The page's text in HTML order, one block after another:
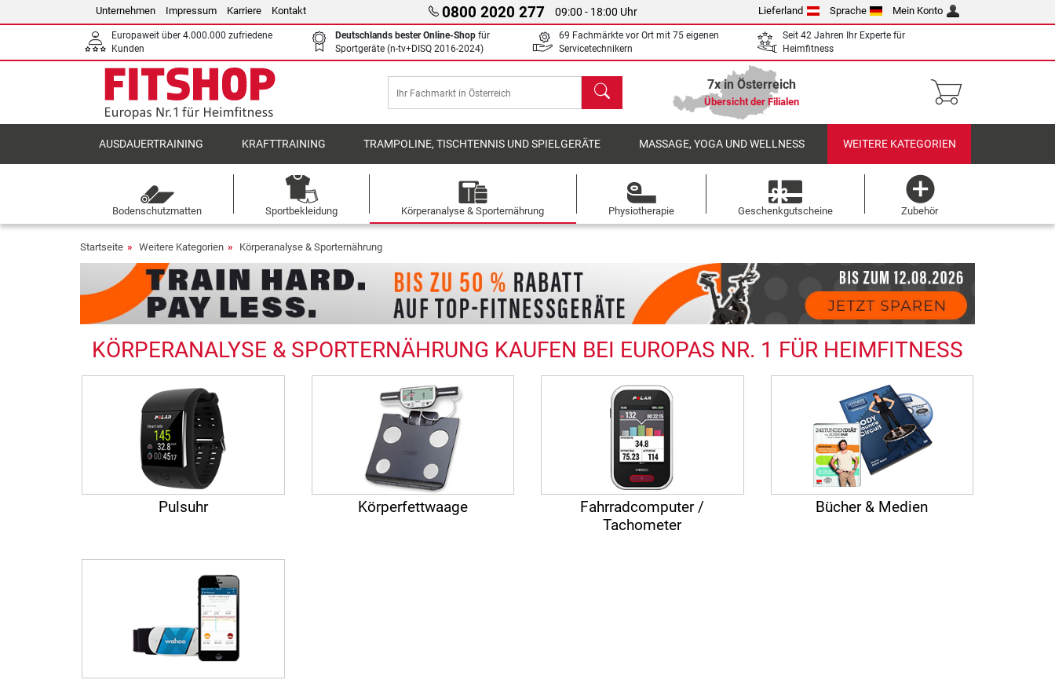
Unternehmen Impressum Karriere Kontakt 0800 2020 277 09:00 - 18:00 Uhr Lieferland Sprache Mein Konto
Europaweit über 4.000.000 zufriedene
Kunden
Deutschlands bester Online-Shop für
Sportgeräte (n-tv+DISQ 2016-2024)
69 Fachmärkte vor Ort mit 75 eigenen
Servicetechnikern
Seit 42 Jahren Ihr Experte für
Heimfitness
Suchen 7x in Österreich
Übersicht der Filialen
AUSDAUERTRAINING KRAFTTRAINING TRAMPOLINE, TISCHTENNIS UND SPIELGERÄTE MASSAGE, YOGA UND WELLNESS WEITERE KATEGORIEN
Bodenschutzmatten Sportbekleidung Körperanalyse & Sporternährung Physiotherapie Geschenkgutscheine Zubehör
Startseite Weitere Kategorien Körperanalyse & Sporternährung
KÖRPERANALYSE & SPORTERNÄHRUNG KAUFEN BEI EUROPAS NR. 1 FÜR HEIMFITNESS
Pulsuhr Körperfettwaage
Fahrradcomputer /
Tachometer
Bücher & Medien